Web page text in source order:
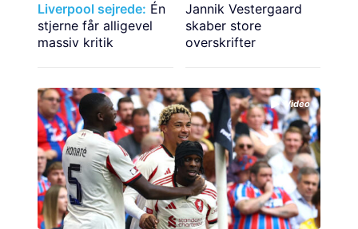
Liverpool sejrede: Én
stjerne får alligevel
massiv kritik
Jannik Vestergaard
skaber store
overskrifter
Video